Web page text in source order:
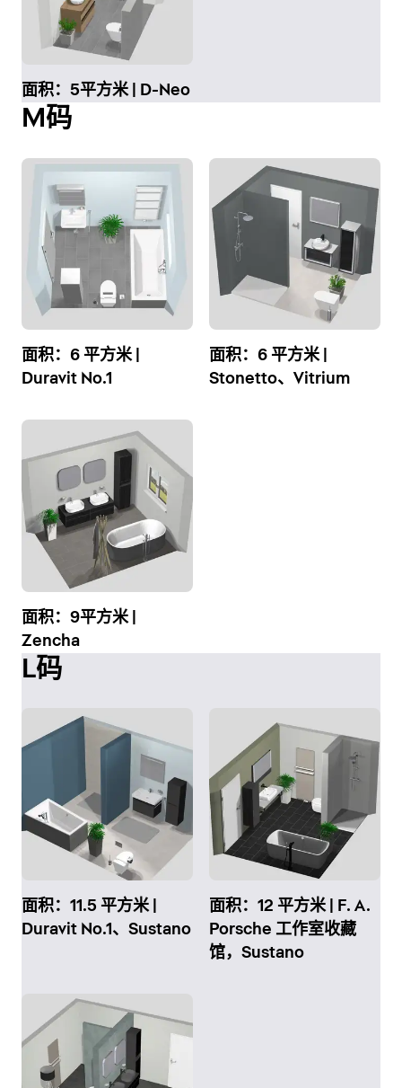
面积：5平方米 | D-Neo
M码
面积：6 平方米 |
Duravit No.1
面积：6 平方米 |
Stonetto、Vitrium
面积：9平方米 |
Zencha
L码
面积：11.5 平方米 |
Duravit No.1、Sustano
面积：12 平方米 | F. A.
Porsche 工作室收藏
馆，Sustano